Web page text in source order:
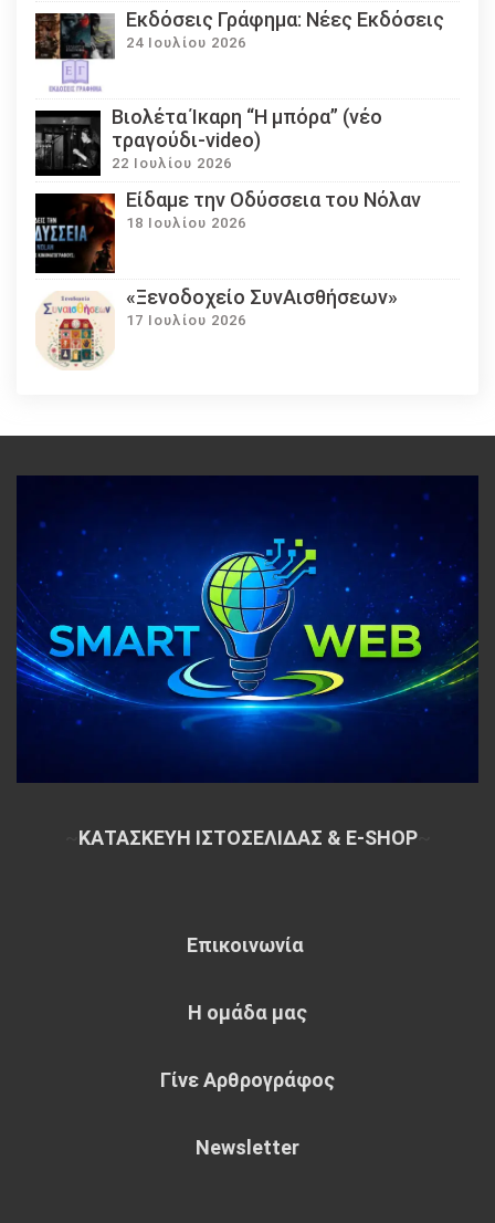
Εκδόσεις Γράφημα: Νέες Εκδόσεις
24 Ιουλίου 2026
Βιολέτα Ίκαρη “Η μπόρα” (νέο
τραγούδι-video)
22 Ιουλίου 2026
Eίδαμε την Οδύσσεια του Νόλαν
18 Ιουλίου 2026
«Ξενοδοχείο ΣυνΑισθήσεων»
17 Ιουλίου 2026
ΚΑΤΑΣΚΕΥΗ ΙΣΤΟΣΕΛΙΔΑΣ & E-SHOP~
Επικοινωνία
Η ομάδα μας
Γίνε Αρθρογράφος
Newsletter